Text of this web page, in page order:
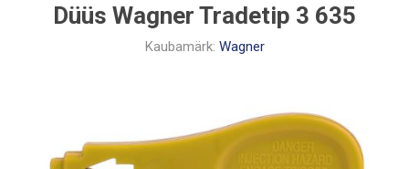
Düüs Wagner Tradetip 3 635
Kaubamärk: Wagner